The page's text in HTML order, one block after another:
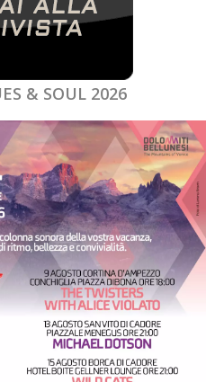
& SOUL 2026